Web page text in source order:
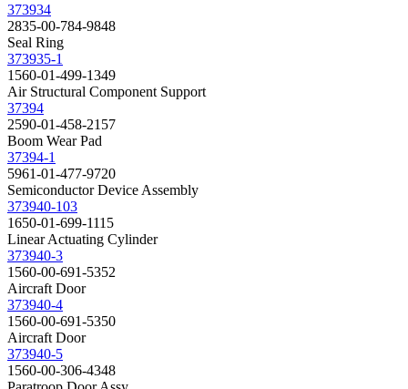
373934
2835-00-784-9848
Seal Ring
373935-1
1560-01-499-1349
Air Structural Component Support
37394
2590-01-458-2157
Boom Wear Pad
37394-1
5961-01-477-9720
Semiconductor Device Assembly
373940-103
1650-01-699-1115
Linear Actuating Cylinder
373940-3
1560-00-691-5352
Aircraft Door
373940-4
1560-00-691-5350
Aircraft Door
373940-5
1560-00-306-4348